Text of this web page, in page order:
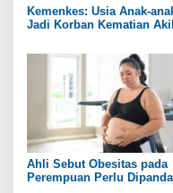
Kemenkes: Usia Anak-
Jadi Korban Kematian
Ahli Sebut Obesitas pada
Perempuan Perlu